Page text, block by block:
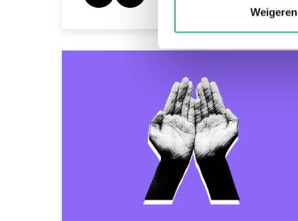
Weigeren